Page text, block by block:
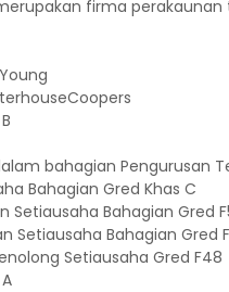
firma perakaunan
bahagian Pengurusan
Bahagian Gred Khas C
Setiausaha Bahagian Gred
Setiausaha Bahagian Gred
Setiausaha Gred F48